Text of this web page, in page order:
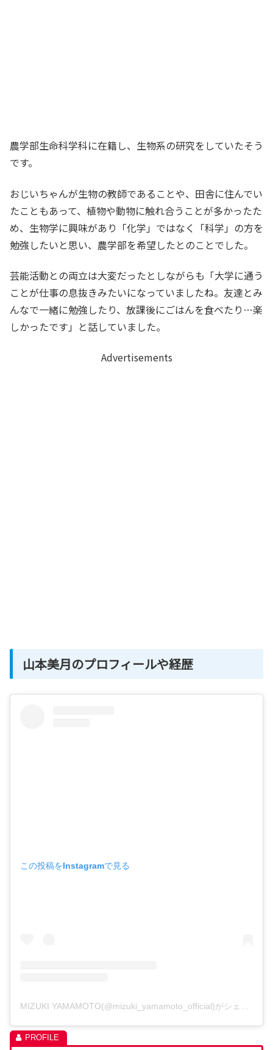
農学部生命科学科に在籍し、生物系の研究をしていたそう
です。
おじいちゃんが生物の教師であることや、田舎に住んでい
たこともあって、植物や動物に触れ合うことが多かったた
め、生物学に興味があり「化学」ではなく「科学」の方を
勉強したいと思い、農学部を希望したとのことでした。
芸能活動との両立は大変だったとしながらも「大学に通う
ことが仕事の息抜きみたいになっていましたね。友達とみ
んなで一緒に勉強したり、放課後にごはんを食べたり…楽
しかったです」と話していました。
Advertisements
山本美月のプロフィールや経歴
この投稿をInstagramで見る